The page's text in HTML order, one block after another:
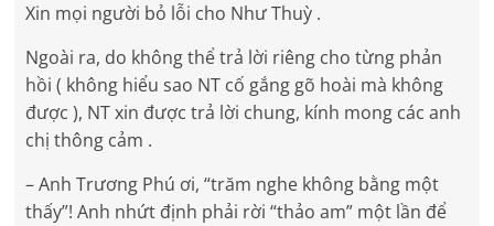
Xin mọi người bỏ lỗi cho Như Thuỳ .
Ngoài ra, do không thể trả lời riêng cho từng phản
hồi ( không hiểu sao NT cố gắng gõ hoài mà không
được ), NT xin được trả lời chung, kính mong các anh
chị thông cảm .
– Anh Trương Phú ơi, “trăm nghe không bằng một
thấy”! Anh nhứt định phải rời “thảo am” một lần để